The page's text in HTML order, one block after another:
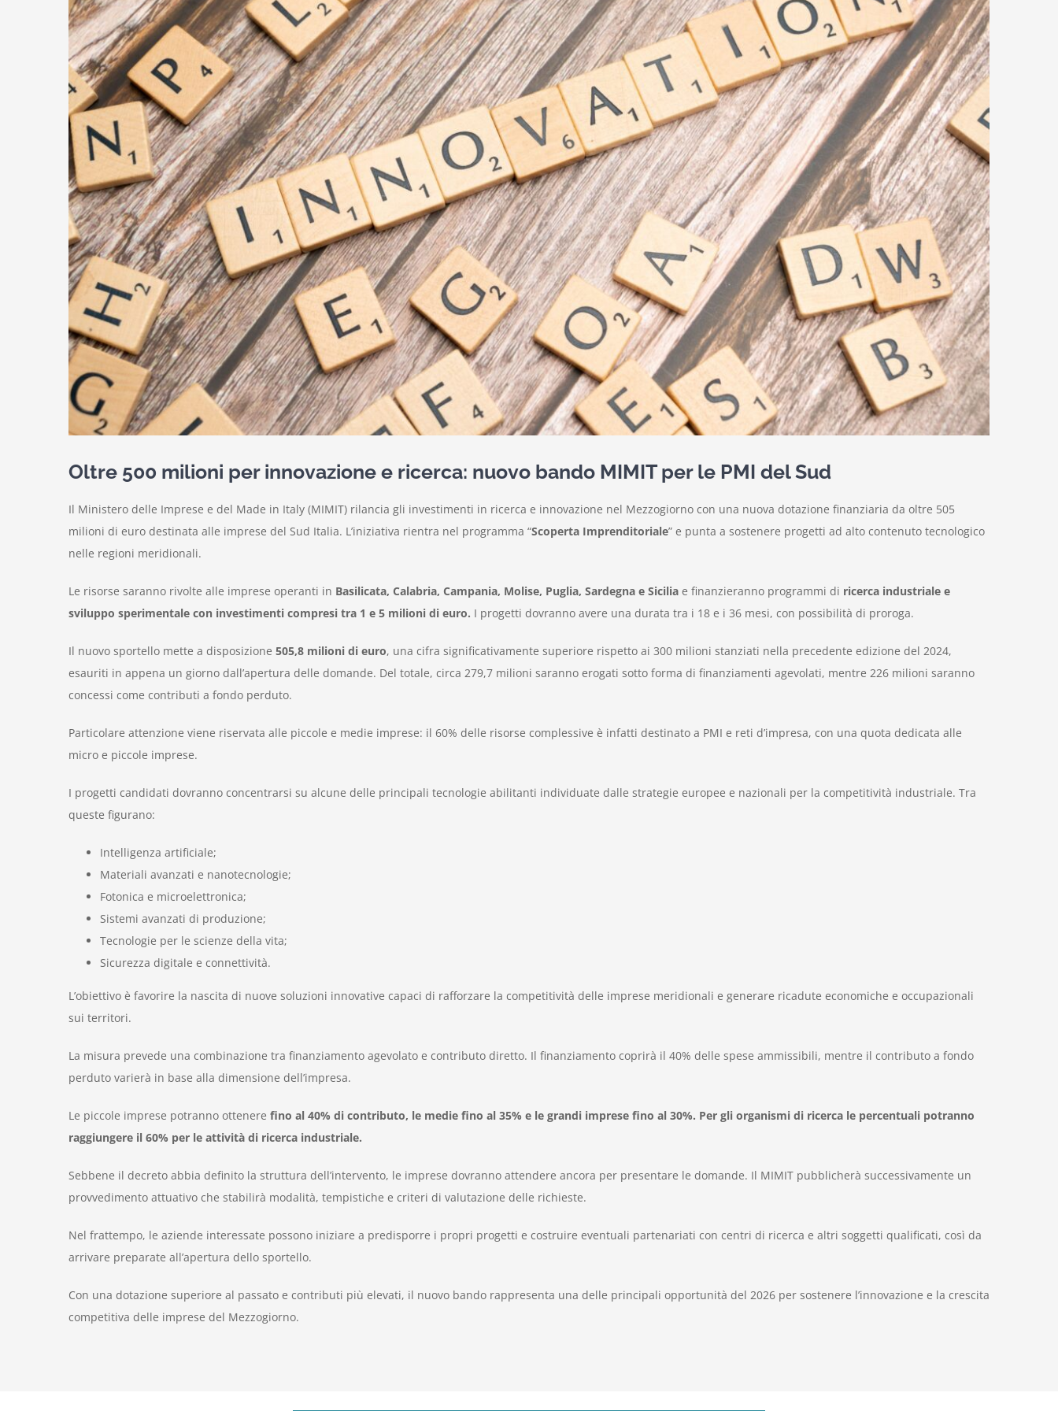
Oltre 500 milioni per innovazione e ricerca: nuovo bando MIMIT per le PMI del Sud
Il Ministero delle Imprese e del Made in Italy (MIMIT) rilancia gli investimenti in ricerca e innovazione nel Mezzogiorno con una nuova dotazione finanziaria da oltre 505
milioni di euro destinata alle imprese del Sud Italia. L’iniziativa rientra nel programma “Scoperta Imprenditoriale” e punta a sostenere progetti ad alto contenuto tecnologico
nelle regioni meridionali.
Le risorse saranno rivolte alle imprese operanti in Basilicata, Calabria, Campania, Molise, Puglia, Sardegna e Sicilia e finanzieranno programmi di ricerca industriale e
sviluppo sperimentale con investimenti compresi tra 1 e 5 milioni di euro. I progetti dovranno avere una durata tra i 18 e i 36 mesi, con possibilità di proroga.
Il nuovo sportello mette a disposizione 505,8 milioni di euro, una cifra significativamente superiore rispetto ai 300 milioni stanziati nella precedente edizione del 2024,
esauriti in appena un giorno dall’apertura delle domande. Del totale, circa 279,7 milioni saranno erogati sotto forma di finanziamenti agevolati, mentre 226 milioni saranno
concessi come contributi a fondo perduto.
Particolare attenzione viene riservata alle piccole e medie imprese: il 60% delle risorse complessive è infatti destinato a PMI e reti d’impresa, con una quota dedicata alle
micro e piccole imprese.
I progetti candidati dovranno concentrarsi su alcune delle principali tecnologie abilitanti individuate dalle strategie europee e nazionali per la competitività industriale. Tra
queste figurano:
Intelligenza artificiale;
Materiali avanzati e nanotecnologie;
Fotonica e microelettronica;
Sistemi avanzati di produzione;
Tecnologie per le scienze della vita;
Sicurezza digitale e connettività.
L’obiettivo è favorire la nascita di nuove soluzioni innovative capaci di rafforzare la competitività delle imprese meridionali e generare ricadute economiche e occupazionali
sui territori.
La misura prevede una combinazione tra finanziamento agevolato e contributo diretto. Il finanziamento coprirà il 40% delle spese ammissibili, mentre il contributo a fondo
perduto varierà in base alla dimensione dell’impresa.
Le piccole imprese potranno ottenere fino al 40% di contributo, le medie fino al 35% e le grandi imprese fino al 30%. Per gli organismi di ricerca le percentuali potranno
raggiungere il 60% per le attività di ricerca industriale.
Sebbene il decreto abbia definito la struttura dell’intervento, le imprese dovranno attendere ancora per presentare le domande. Il MIMIT pubblicherà successivamente un
provvedimento attuativo che stabilirà modalità, tempistiche e criteri di valutazione delle richieste.
Nel frattempo, le aziende interessate possono iniziare a predisporre i propri progetti e costruire eventuali partenariati con centri di ricerca e altri soggetti qualificati, così da
arrivare preparate all’apertura dello sportello.
Con una dotazione superiore al passato e contributi più elevati, il nuovo bando rappresenta una delle principali opportunità del 2026 per sostenere l’innovazione e la crescita
competitiva delle imprese del Mezzogiorno.